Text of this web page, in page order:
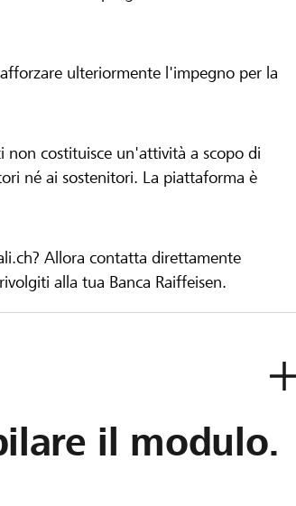
ulteriormente l'impegno per la
costituisce un'attività a scopo di
né ai sostenitori. La piattaforma è
Allora contatta direttamente
alla tua Banca Raiffeisen.
il modulo.